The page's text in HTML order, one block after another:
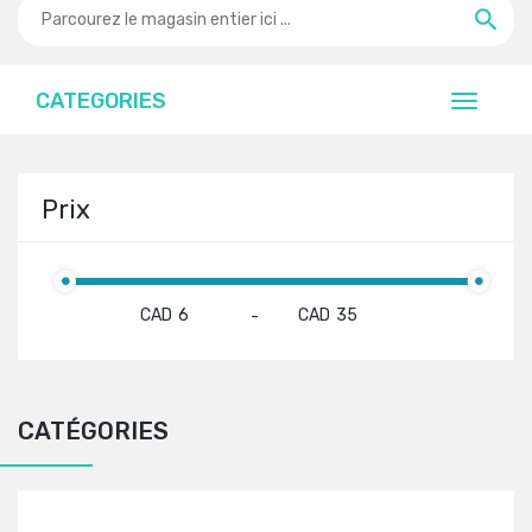
CATEGORIES
Prix
CAD - CAD
CATÉGORIES